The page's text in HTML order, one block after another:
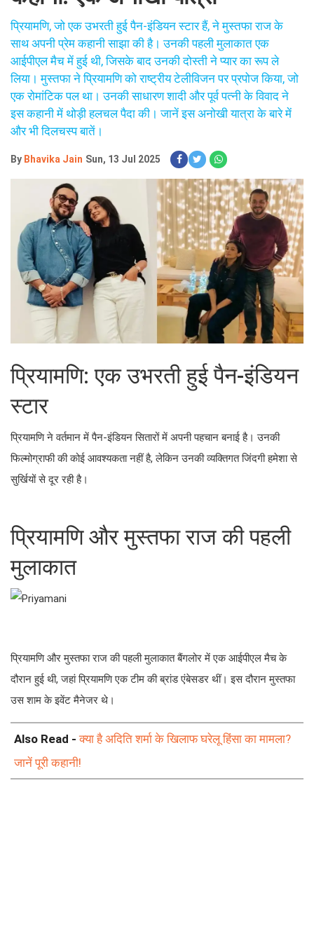
प्रियामणि, जो एक उभरती हुई पैन-इंडियन स्टार हैं, ने मुस्तफा राज के
साथ अपनी प्रेम कहानी साझा की है। उनकी पहली मुलाकात एक
आईपीएल मैच में हुई थी, जिसके बाद उनकी दोस्ती ने प्यार का रूप ले
लिया। मुस्तफा ने प्रियामणि को राष्ट्रीय टेलीविजन पर प्रपोज किया, जो
एक रोमांटिक पल था। उनकी साधारण शादी और पूर्व पत्नी के विवाद ने
इस कहानी में थोड़ी हलचल पैदा की। जानें इस अनोखी यात्रा के बारे में
और भी दिलचस्प बातें।
By Bhavika Jain Sun, 13 Jul 2025
प्रियामणि: एक उभरती हुई पैन-इंडियन
स्टार
प्रियामणि ने वर्तमान में पैन-इंडियन सितारों में अपनी पहचान बनाई है। उनकी
फिल्मोग्राफी की कोई आवश्यकता नहीं है, लेकिन उनकी व्यक्तिगत जिंदगी हमेशा से
सुर्खियों से दूर रही है।
प्रियामणि और मुस्तफा राज की पहली
मुलाकात
प्रियामणि और मुस्तफा राज की पहली मुलाकात बैंगलोर में एक आईपीएल मैच के
दौरान हुई थी, जहां प्रियामणि एक टीम की ब्रांड एंबेसडर थीं। इस दौरान मुस्तफा
उस शाम के इवेंट मैनेजर थे।
Also Read -क्या है अदिति शर्मा के खिलाफ घरेलू हिंसा का मामला?
जानें पूरी कहानी!